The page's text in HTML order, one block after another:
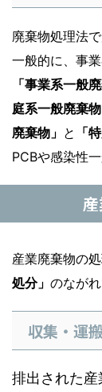
廃棄物処理法
一般的に、事
「事業系一般
庭系一般廃棄物
廃棄物」 と 「
PCBや感染性
産業廃棄物の処
処分」 のながれ
収集・運搬
排出された